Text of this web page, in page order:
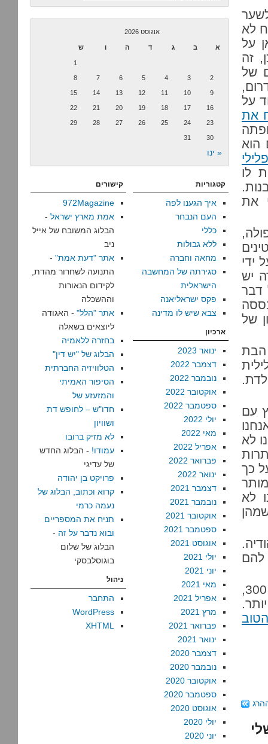
לא
על
זה
של
על
את
הוא
לו
את
ידי
יש
דבר
של
הבת
עם
לא
כך
לא
להם
זה היה הפוסט השני בסדרת פרויקט 300,
מילה או יותר.
שלי
אוגוסט 2026
א ב ג ד ה ו ש
1
2
3
4
5
6
7
8
9
10
11
12
13
14
15
16
17
18
19
20
21
22
23
24
25
26
27
28
29
30
31
« ינו
קטגוריות
איך הגענו לפה
העם הנבחר
כללי
ללא גבולות
מחאה וחברה
סגירתה של המחשבה
הישראלית
פקס ישראליאנה
צבא שיש לו מדינה
ארכיון
ינואר 2023
דצמבר 2022
נובמבר 2022
אוקטובר 2022
ספטמבר 2022
יולי 2022
מאי 2022
אפריל 2022
פברואר 2022
ינואר 2022
דצמבר 2021
נובמבר 2021
אוקטובר 2021
ספטמבר 2021
אוגוסט 2021
יולי 2021
יוני 2021
מאי 2021
אפריל 2021
מרץ 2021
פברואר 2021
ינואר 2021
דצמבר 2020
נובמבר 2020
אוקטובר 2020
ספטמבר 2020
אוגוסט 2020
יולי 2020
יוני 2020
קישורים
972Magazine
אמת מארץ ישראל -
הבלוג המשובח של אייל
ניב
אתר "דעת אמת" -
התנועה לשחרור מהדת,
לקידום הנאורות
וההשכלה
אתר "הלל" - האגודה
ליוצאים בשאלה
בחזרה ללאמיה
הבלוג של "יש דין"
הטלוויזיה החברתית
הסיפור האמיתי
והמזעזע של
חדו"ש – לחופש דת
ושוויון
לא מזיק ברובו
עמודו! - הבלוג החדש
של עדיגי
פרויקט בן יהודה
קרוא וכתוב, הבלוג של
נעמה כרמי
תניח את המספריים
ובוא נדבר על זה -
הבלוג של שלום
בוגוסלבסקי
ניהול
התחבר
WordPress
XHTML